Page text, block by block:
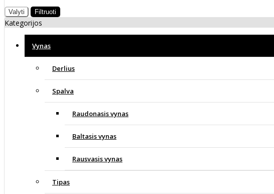
Valyti Filtruoti
Kategorijos
Vynas
Derlius
Spalva
Raudonasis vynas
Baltasis vynas
Rausvasis vynas
Tipas